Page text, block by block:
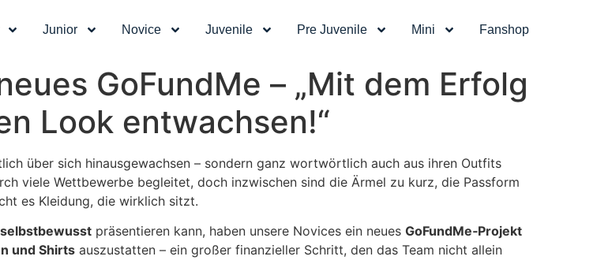
Junior Novice Juvenile Pre Juvenile Mini Fanshop
GoFundMe – „Mit dem Erfolg
Look entwachsen!“
über sich hinausgewachsen – sondern ganz wortwörtlich auch aus ihren Outfits
viele Wettbewerbe begleitet, doch inzwischen sind die Ärmel zu kurz, die Passform
es Kleidung, die wirklich sitzt.
präsentieren kann, haben unsere Novices ein neues GoFundMe‑Projekt
und Shirts auszustatten – ein großer finanzieller Schritt, den das Team nicht allein